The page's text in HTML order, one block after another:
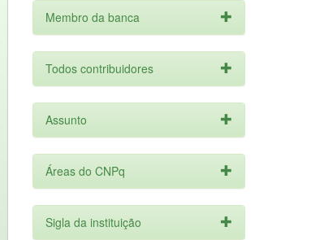
Membro da banca
Todos contribuidores
Assunto
Áreas do CNPq
Sigla da instituição